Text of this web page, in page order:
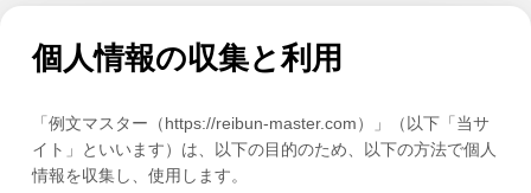
個人情報の収集と利用
「例文マスター（https://reibun-master.com）」（以下「当サ
イト」といいます）は、以下の目的のため、以下の方法で個人
情報を収集し、使用します。